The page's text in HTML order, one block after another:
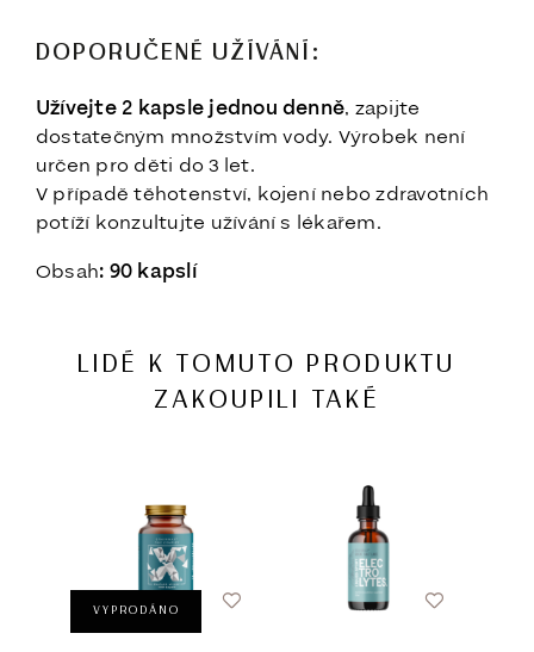
DOPORUČENÉ UŽÍVÁNÍ:
Užívejte 2 kapsle jednou denně, zapijte
dostatečným množstvím vody. Výrobek není
určen pro děti do 3 let.
V případě těhotenství, kojení nebo zdravotních
potíží konzultujte užívání s lékařem.
Obsah: 90 kapslí
LIDÉ K TOMUTO PRODUKTU
ZAKOUPILI TAKÉ
VYPRODÁNO